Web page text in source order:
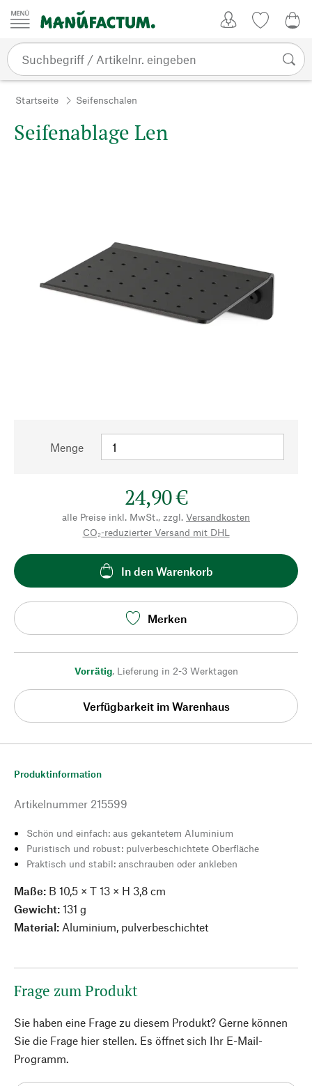
Zum Inhalt springen
Startseite Seifenschalen
Seifenablage Len
Menge
24,90 €
alle Preise inkl. MwSt., zzgl. Versandkosten
CO₂-reduzierter Versand mit DHL
In den Warenkorb
Merken
Vorrätig, Lieferung in 2-3 Werktagen
Verfügbarkeit im Warenhaus
Produktinformation
Artikelnummer 215599
Schön und einfach: aus gekantetem Aluminium
Puristisch und robust: pulverbeschichtete Oberfläche
Praktisch und stabil: anschrauben oder ankleben
Maße: B 10,5 × T 13 × H 3,8 cm
Gewicht: 131 g
Material: Aluminium, pulverbeschichtet
Frage zum Produkt
Sie haben eine Frage zu diesem Produkt? Gerne können
Sie die Frage hier stellen. Es öffnet sich Ihr E-Mail-
Programm.